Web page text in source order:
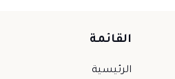
القائمة
الرئيسية